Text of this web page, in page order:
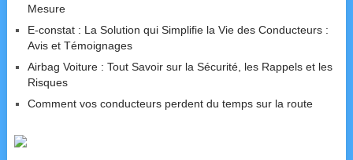
Mesure
E-constat : La Solution qui Simplifie la Vie des Conducteurs :
Avis et Témoignages
Airbag Voiture : Tout Savoir sur la Sécurité, les Rappels et les
Risques
Comment vos conducteurs perdent du temps sur la route